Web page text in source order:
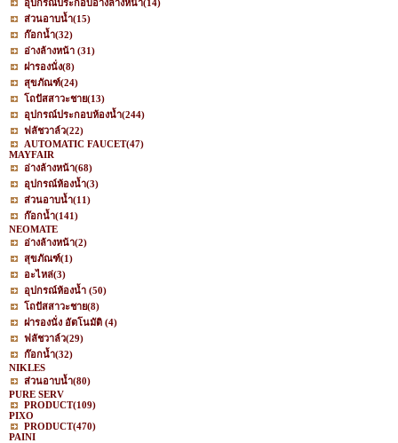
อุปกรณ์ประกอบอ่างล้างหน้า(14)
ส่วนอาบน้ำ(15)
ก๊อกน้ำ(32)
อ่างล้างหน้า (31)
ฝารองนั่ง(8)
สุขภัณฑ์(24)
โถปัสสาวะชาย(13)
อุปกรณ์ประกอบห้องน้ำ(244)
ฟลัชวาล์ว(22)
AUTOMATIC FAUCET(47)
MAYFAIR
อ่างล้างหน้า(68)
อุปกรณ์ห้องน้ำ(3)
ส่วนอาบน้ำ(11)
ก๊อกน้ำ(141)
NEOMATE
อ่างล้างหน้า(2)
สุขภัณฑ์(1)
อะไหล่(3)
อุปกรณ์ห้องน้ำ (50)
โถปัสสาวะชาย(8)
ฝารองนั่ง อัตโนมัติ (4)
ฟลัชวาล์ว(29)
ก๊อกน้ำ(32)
NIKLES
ส่วนอาบน้ำ(80)
PURE SERV
PRODUCT(109)
PIXO
PRODUCT(470)
PAINI